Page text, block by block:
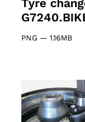
Tyre
PNG — 1.16MB